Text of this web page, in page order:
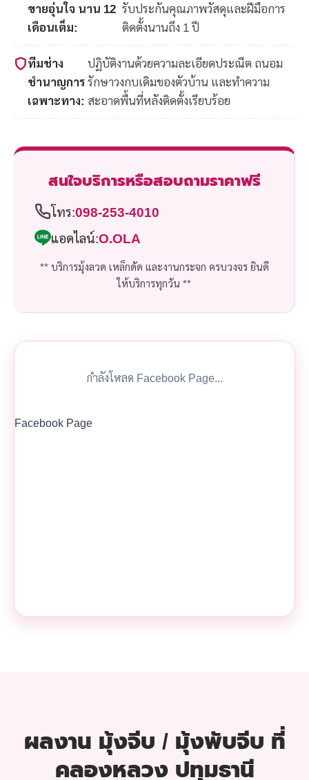
ขายอุ่นใจ นาน 12
เดือนเต็ม:
รับประกันคุณภาพวัสดุและฝีมือการ
ติดตั้งนานถึง 1 ปี
ทีมช่าง
ชำนาญการ
เฉพาะทาง:
ปฏิบัติงานด้วยความละเอียดประณีต ถนอม
รักษาวงกบเดิมของตัวบ้าน และทำความ
สะอาดพื้นที่หลังติดตั้งเรียบร้อย
สนใจบริการหรือสอบถามราคาฟรี
โทร:098-253-4010
แอดไลน์:O.OLA
** บริการมุ้งลวด เหล็กดัด และงานกระจก ครบวงจร ยินดี
ให้บริการทุกวัน **
กำลังโหลด Facebook Page...
ผลงาน มุ้งจีบ / มุ้งพับจีบ ที่
คลองหลวง ปทุมธานี